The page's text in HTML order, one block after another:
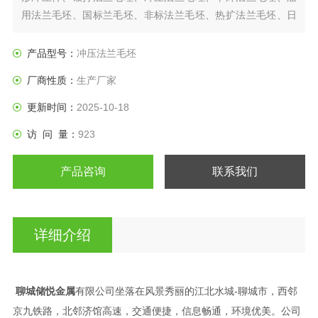
用法兰毛坯、国标兰毛坯、非标法兰毛坯、热扩法兰毛坯、日
产品型号： 冲压法兰毛坯
厂商性质： 生产厂家
更新时间： 2025-10-18
访 问 量： 923
产品咨询 联系我们
详细介绍
聊城储悦金属有限公司坐落在风景秀丽的江北水城-聊城市，西邻
京九铁路，北邻济馆高速，交通便捷，信息畅通，环境优美。公司